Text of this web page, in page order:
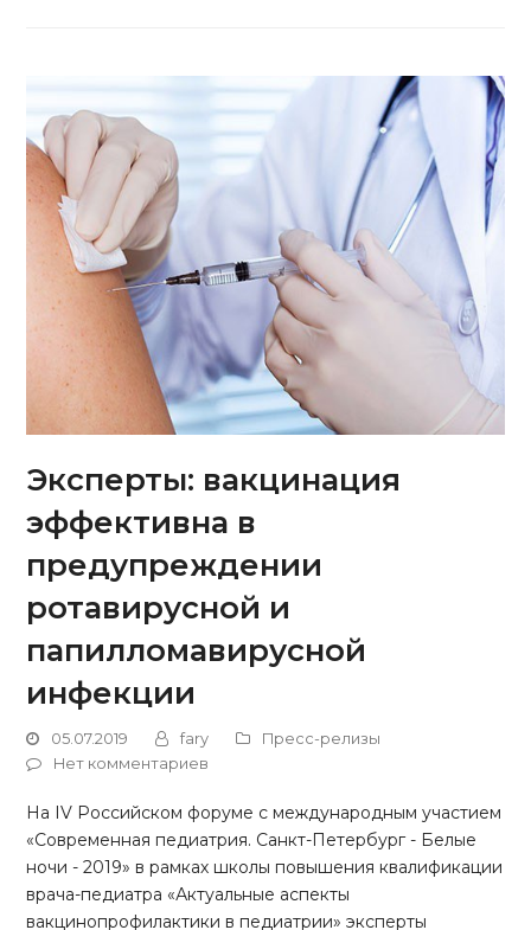
Эксперты: вакцинация
эффективна в
предупреждении
ротавирусной и
папилломавирусной
инфекции
05.07.2019 fary
Пресс-релизы
Нет комментариев
На IV Российском форуме с международным участием
«Современная педиатрия. Санкт-Петербург - Белые
ночи - 2019» в рамках школы повышения квалификации
врача-педиатра «Актуальные аспекты
вакцинопрофилактики в педиатрии» эксперты